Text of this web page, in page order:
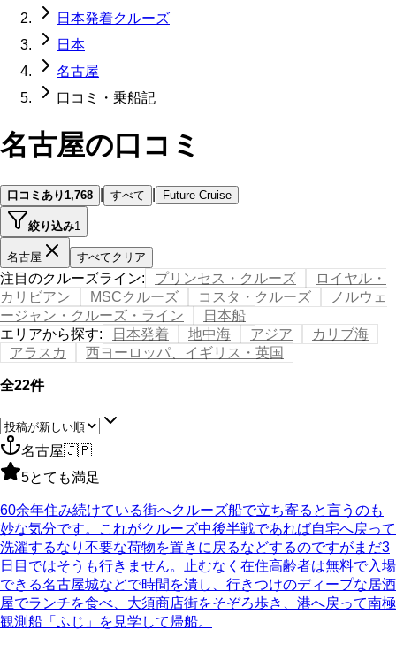
日本発着クルーズ
日本
名古屋
口コミ・乗船記
名古屋の口コミ
口コミあり1,768 すべて Future Cruise
絞り込み1
名古屋 すべてクリア
注目のクルーズライン: プリンセス・クルーズ
ロイヤル・
カリビアン
MSCクルーズ コスタ・クルーズ
ノルウェ
ージャン・クルーズ・ライン
日本船
エリアから探す: 日本発着 地中海 アジア
カリブ海
アラスカ
西ヨーロッパ、イギリス・英国
全22件
名古屋🇯🇵
5とても満足
60余年住み続けている街へクルーズ船で立ち寄ると言うのも
妙な気分です。これがクルーズ中後半戦であれば自宅へ戻って
洗濯するなり不要な荷物を置きに戻るなどするのですがまだ3
日目ではそうも行きません。止むなく在住高齢者は無料で入場
できる名古屋城などで時間を潰し、行きつけのディープな居酒
屋でランチを食べ、大須商店街をそぞろ歩き、港へ戻って南極
観測船「ふじ」を見学して帰船。